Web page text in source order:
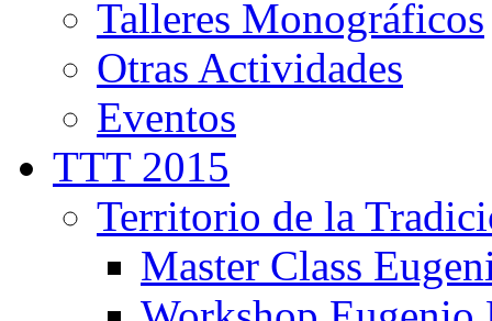
Talleres Monográficos
Otras Actividades
Eventos
TTT 2015
Territorio de la
Master Class